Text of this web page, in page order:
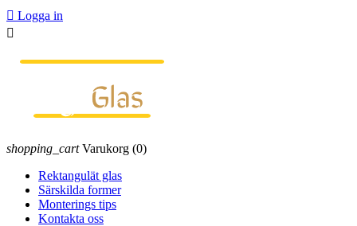
 Logga in

shopping_cart Varukorg (0)
Rektangulät glas
Särskilda former
Monterings tips
Kontakta oss